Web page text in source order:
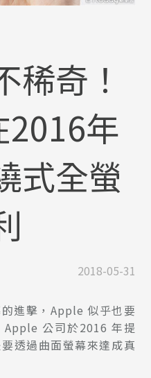
稀奇！
年
式全螢
2018-05-31
進擊，Apple 似乎也要
公司於2016 年提
透過曲面螢幕來達成真